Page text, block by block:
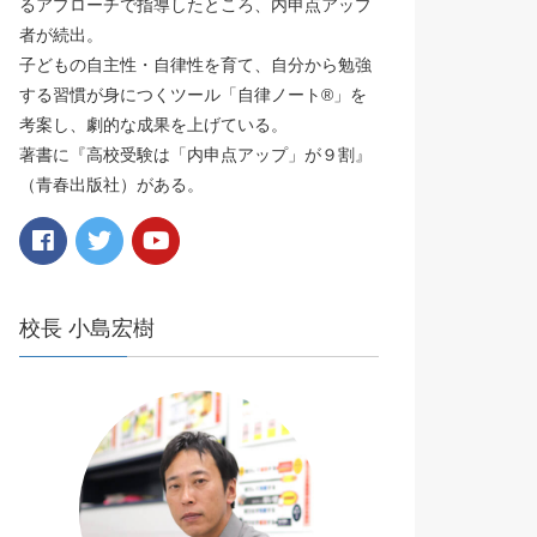
るアプローチで指導したところ、内申点アップ
者が続出。
子どもの自主性・自律性を育て、自分から勉強
する習慣が身につくツール「自律ノート®️」を
考案し、劇的な成果を上げている。
著書に『高校受験は「内申点アップ」が９割』
（青春出版社）がある。
校長 小島宏樹